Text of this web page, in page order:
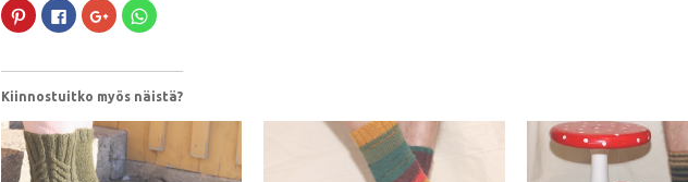
Jaa
Pinterest
palvelussa(Avautuu
Jaa
Facebookissa(Avautuu
uudessa
Jaa
Google+
palvelussa(Avautuu
Jaa
WhatsApp
Kiinnostuitko myös näistä?